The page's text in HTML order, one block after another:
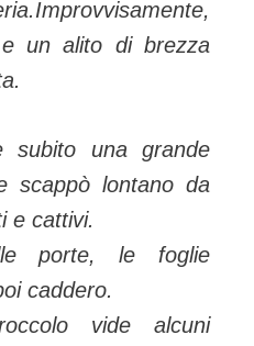
un alito di brezza
subito una grande
scappò lontano da
e cattivi.
porte, le foglie
caddero.
vide alcuni